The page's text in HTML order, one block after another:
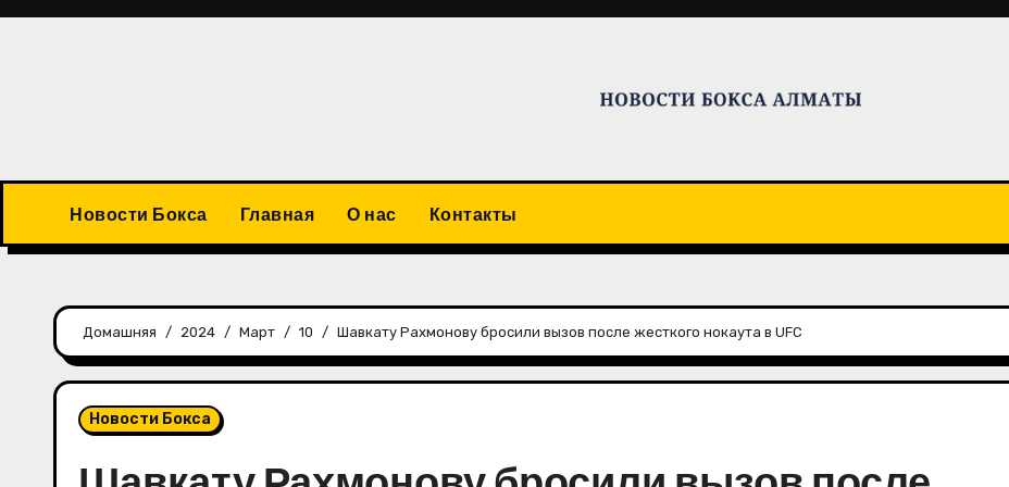
Перейти
Новости Бокса Главная О нас Контакты
Домашняя 2024 Март 10 Шавкату Рахмонову бросили вызов после жесткого нокаута в UFC
Новости Бокса